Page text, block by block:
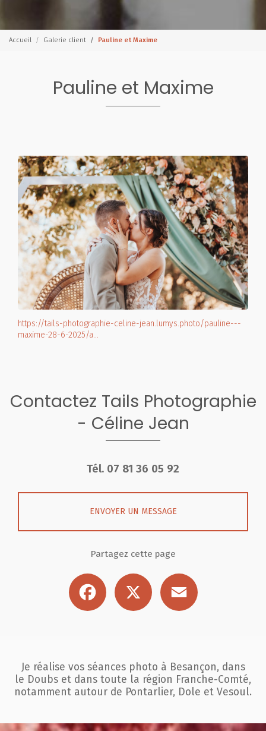
Accueil Galerie client Pauline et Maxime
Pauline et Maxime
https://tails-photographie-celine-jean.lumys.photo/pauline---
maxime-28-6-2025/a…
Contactez Tails Photographie
- Céline Jean
Tél. 07 81 36 05 92
ENVOYER UN MESSAGE
Partagez cette page
Facebook
Je réalise vos séances photo à Besançon, dans
le Doubs et dans toute la région Franche-Comté,
notamment autour de Pontarlier, Dole et Vesoul.